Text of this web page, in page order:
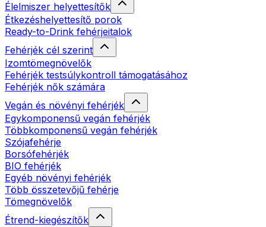
Élelmiszer helyettesítők
Étkezéshelyettesítő porok
Ready-to-Drink fehérjeitalok
Fehérjék cél szerint
Izomtömegnövelők
Fehérjék testsúlykontroll támogatásához
Fehérjék nők számára
Vegán és növényi fehérjék
Egykomponensű vegán fehérjék
Többkomponensű vegán fehérjék
Szójafehérje
Borsófehérjék
BIO fehérjék
Egyéb növényi fehérjék
Több összetevőjű fehérje
Tömegnövelők
Étrend-kiegészítők